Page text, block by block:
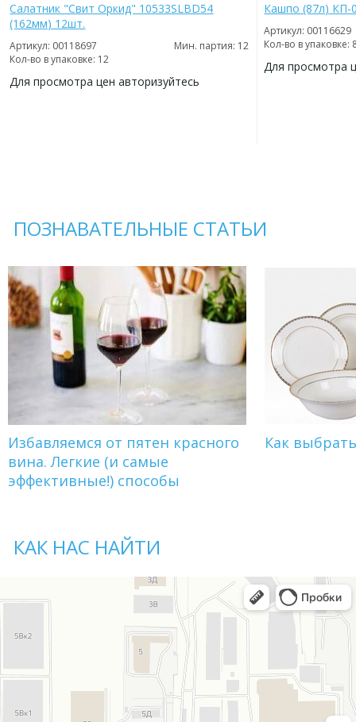
Салатник "Свит Оркид" 10533SLBD54
(162мм) 12шт.
Артикул: 00118697
Мин. партия: 12
Кол-во в упаковке: 12
Для просмотра цен авторизуйтесь
Кашпо (87л) КП-
Артикул: 00116629
Кол-во в упаковке:
Для просмотра
ПОЗНАВАТЕЛЬНЫЕ СТАТЬИ
Избавляемся от пятен красного
вина. Легкие (и самые
эффективные!) способы
Как
КАК НАС НАЙТИ